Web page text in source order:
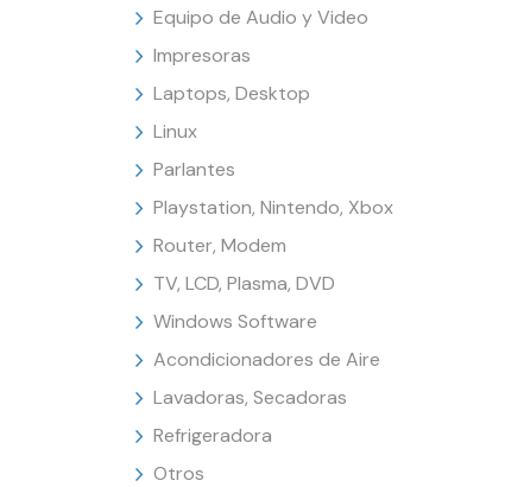
Equipo de Audio y Video
Impresoras
Laptops, Desktop
Linux
Parlantes
Playstation, Nintendo, Xbox
Router, Modem
TV, LCD, Plasma, DVD
Windows Software
Acondicionadores de Aire
Lavadoras, Secadoras
Refrigeradora
Otros